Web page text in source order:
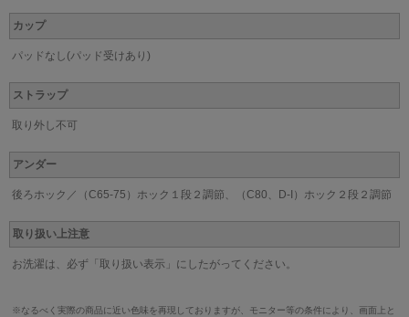
カップ
パッドなし(パッド受けあり)
ストラップ
取り外し不可
アンダー
後ろホック／（C65-75）ホック１段２調節、（C80、D-I）ホック２段２調節
取り扱い上注意
お洗濯は、必ず「取り扱い表示」にしたがってください。
※なるべく実際の商品に近い色味を再現しておりますが、モニター等の条件により、画面上と